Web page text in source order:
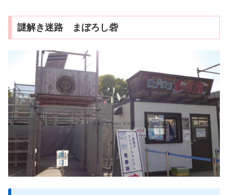
謎解き迷路 まぼろし砦